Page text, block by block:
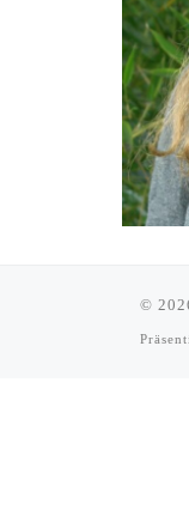
©